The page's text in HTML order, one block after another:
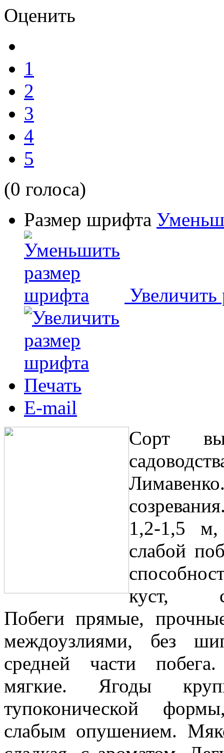
Оценить
1
2
3
4
5
(0 голоса)
Размер шрифта
Печать
E-mail
Сорт
1,2-1,5 м,
слабой
куст,
Побеги прямые,
междоузлиями, без
средней части
мягкие. Ягоды
тупоконической
слабым опушением.